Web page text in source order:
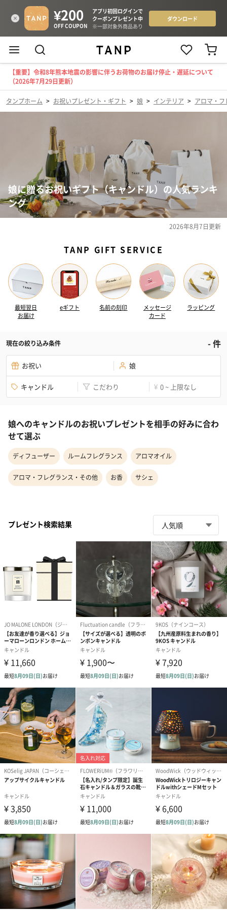
【重要】令和8年熊本地震の影響に伴うお荷物のお届け停止・遅延について
（2026年7月29日更新）
タンプホーム > お祝いプレゼント・ギフト > 娘 > インテリア > アロマ・
娘に贈るお祝いギフト（キャンドル）の人気ランキ
ング
2026年8月7日更新
TANP GIFT SERVICE
最短翌日
お届け
eギフト 名前の刻印
メッセージ
カード
ラッピング
現在の絞り込み条件 -件
お祝い 娘
キャンドル こだわり ¥ 0 ~ 上限なし
娘へのキャンドルのお祝いプレゼントを相手の好みに合わ
せて選ぶ
ディフューザー ルームフレグランス アロマオイル
アロマ・フレグランス・その他 お香 サシェ
プレゼント検索結果